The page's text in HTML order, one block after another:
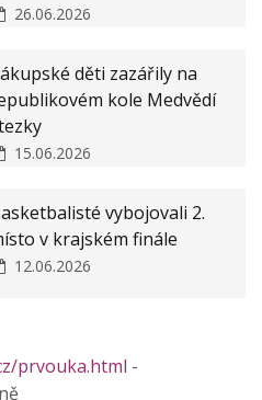
26.06.2026
děti zazářily na
kole Medvědí
15.06.2026
vybojovali 2.
v krajském finále
12.06.2026
prvouka.html -